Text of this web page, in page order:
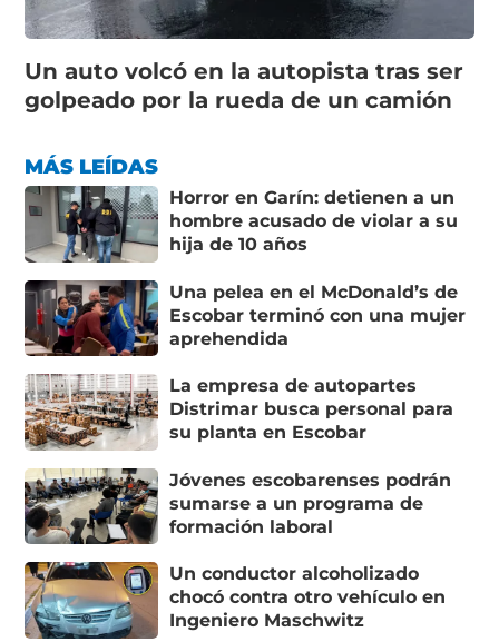
Un auto volcó en la autopista tras ser
golpeado por la rueda de un camión
MÁS LEÍDAS
Horror en Garín: detienen a un
hombre acusado de violar a su
hija de 10 años
Una pelea en el McDonald’s de
Escobar terminó con una mujer
aprehendida
La empresa de autopartes
Distrimar busca personal para
su planta en Escobar
Jóvenes escobarenses podrán
sumarse a un programa de
formación laboral
Un conductor alcoholizado
chocó contra otro vehículo en
Ingeniero Maschwitz